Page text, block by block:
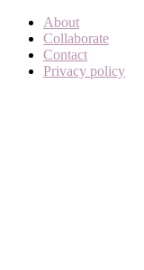
About
Collaborate
Contact
Privacy policy